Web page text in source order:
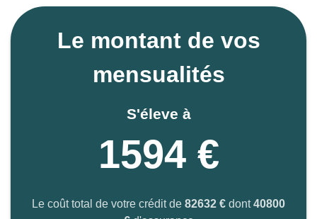
Le montant de vos
mensualités
S'éleve à
1594 €
Le coût total de votre crédit de 82632 € dont40800